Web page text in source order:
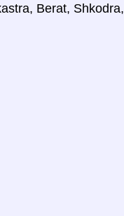
Berat, Shkodra,